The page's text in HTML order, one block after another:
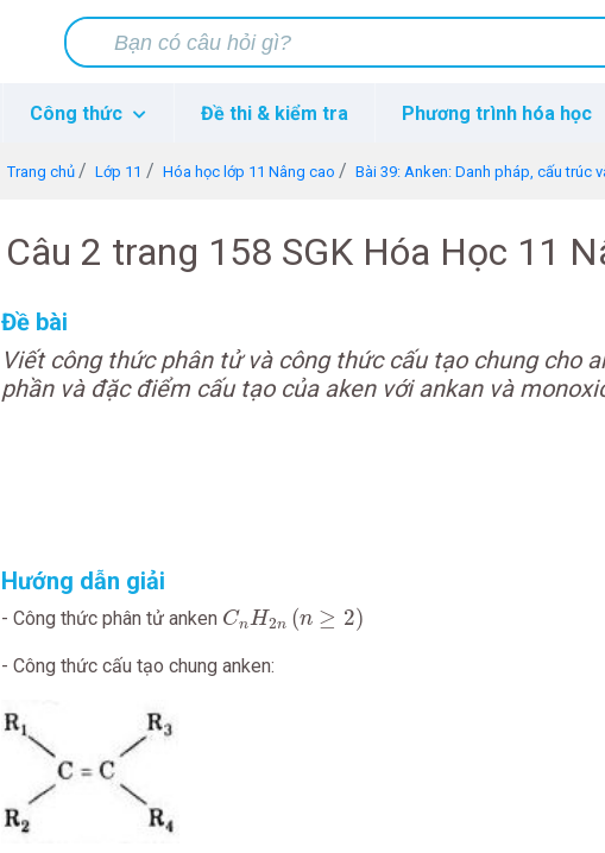
Công thức Đề thi & kiểm tra Phương trình hóa học
Trang chủ Lớp 11 Hóa học lớp 11 Nâng cao Bài 39: Anken: Danh pháp, cấu trúc
Câu 2 trang 158 SGK Hóa Học 11
Đề bài
Viết công thức phân tử và công thức cấu tạo chung cho
phần và đặc điểm cấu tạo của aken với ankan và
Hướng dẫn giải
- Công thức phân tử anken CnH2n (n ≥ 2)
Cn H2 (n ≥2
- Công thức cấu tạo chung anken: